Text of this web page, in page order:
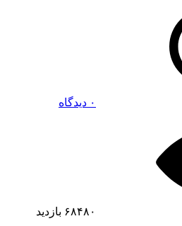
۰ دیدگاه
۶۸۴۸۰ بازدید